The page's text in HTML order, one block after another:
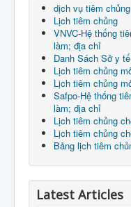
dịch vụ tiêm chủng
Lịch tiêm chủng
VNVC-Hệ thống
làm; địa chỉ
Danh Sách Sở y
Lịch tiêm chủng
Lịch tiêm chủng
Safpo-Hệ thống
làm; địa chỉ
Lịch tiêm chủng
Lịch tiêm chủng
Bảng lịch tiêm
Latest Articles